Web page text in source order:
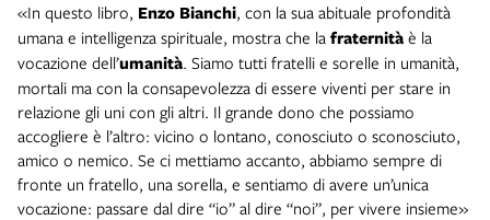
«In questo libro, Enzo Bianchi, con la sua abituale profondità
umana e intelligenza spirituale, mostra che la fraternità è la
vocazione dell’umanità. Siamo tutti fratelli e sorelle in umanità,
mortali ma con la consapevolezza di essere viventi per stare in
relazione gli uni con gli altri. Il grande dono che possiamo
accogliere è l’altro: vicino o lontano, conosciuto o sconosciuto,
amico o nemico. Se ci mettiamo accanto, abbiamo sempre di
fronte un fratello, una sorella, e sentiamo di avere un’unica
vocazione: passare dal dire “io” al dire “noi”, per vivere insieme»